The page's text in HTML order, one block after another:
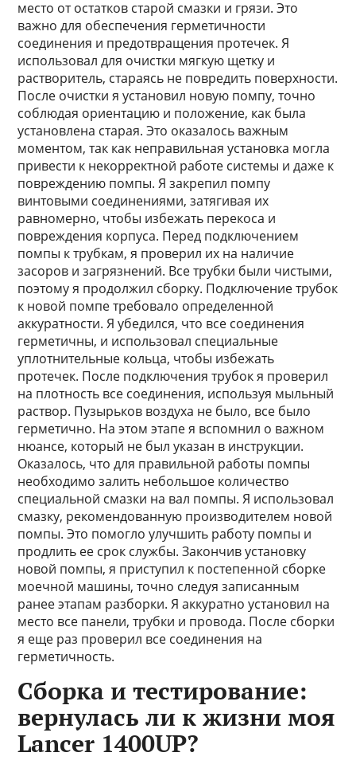
место от остатков старой смазки и грязи. Это
важно для обеспечения герметичности
соединения и предотвращения протечек. Я
использовал для очистки мягкую щетку и
растворитель, стараясь не повредить поверхности.
После очистки я установил новую помпу, точно
соблюдая ориентацию и положение, как была
установлена старая. Это оказалось важным
моментом, так как неправильная установка могла
привести к некорректной работе системы и даже к
повреждению помпы. Я закрепил помпу
винтовыми соединениями, затягивая их
равномерно, чтобы избежать перекоса и
повреждения корпуса. Перед подключением
помпы к трубкам, я проверил их на наличие
засоров и загрязнений. Все трубки были чистыми,
поэтому я продолжил сборку. Подключение трубок
к новой помпе требовало определенной
аккуратности. Я убедился, что все соединения
герметичны, и использовал специальные
уплотнительные кольца, чтобы избежать
протечек. После подключения трубок я проверил
на плотность все соединения, используя мыльный
раствор. Пузырьков воздуха не было, все было
герметично. На этом этапе я вспомнил о важном
нюансе, который не был указан в инструкции.
Оказалось, что для правильной работы помпы
необходимо залить небольшое количество
специальной смазки на вал помпы. Я использовал
смазку, рекомендованную производителем новой
помпы. Это помогло улучшить работу помпы и
продлить ее срок службы. Закончив установку
новой помпы, я приступил к постепенной сборке
моечной машины, точно следуя записанным
ранее этапам разборки. Я аккуратно установил на
место все панели, трубки и провода. После сборки
я еще раз проверил все соединения на
герметичность.
Сборка и тестирование:
вернулась ли к жизни моя
Lancer 1400UP?